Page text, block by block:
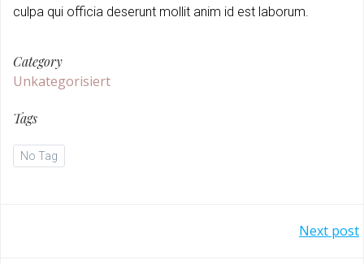
culpa qui officia deserunt mollit anim id est laborum.
Category
Unkategorisiert
Tags
No Tag
Next post